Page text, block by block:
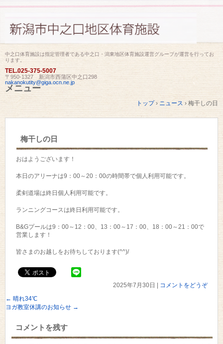
中之口体育施設は指定管理者である中之口・潟東地区体育施設運営グループが運営を行ってお
ります。
TEL.025-375-5007
〒950-1327 新潟市西蒲区中之口298
nakanokutity@giga.ocn.ne.jp
メニュー
トップ › ニュース › 梅干しの日
梅干しの日
おはようございます！
本日のアリーナは9：00～20：00の時間帯で個人利用可能です。
柔剣道場は終日個人利用可能です。
ランニングコースは終日利用可能です。
B&Gプールは9：00～12：00、13：00～17：00、18：00～21：00で
営業します！
皆さまのお越しをお待ちしております(^^)/
2025年7月30日
コメントをどうぞ
← 晴れ34℃
ヨガ教室休講のお知らせ →
コメントを残す